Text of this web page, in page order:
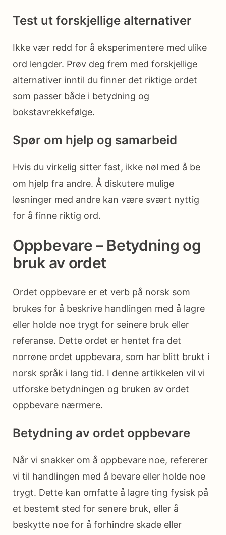
Test ut forskjellige alternativer
Ikke vær redd for å eksperimentere med ulike
ord lengder. Prøv deg frem med forskjellige
alternativer inntil du finner det riktige ordet
som passer både i betydning og
bokstavrekkefølge.
Spør om hjelp og samarbeid
Hvis du virkelig sitter fast, ikke nøl med å be
om hjelp fra andre. Å diskutere mulige
løsninger med andre kan være svært nyttig
for å finne riktig ord.
Oppbevare – Betydning og
bruk av ordet
Ordet oppbevare er et verb på norsk som
brukes for å beskrive handlingen med å lagre
eller holde noe trygt for seinere bruk eller
referanse. Dette ordet er hentet fra det
norrøne ordet uppbevara, som har blitt brukt i
norsk språk i lang tid. I denne artikkelen vil vi
utforske betydningen og bruken av ordet
oppbevare nærmere.
Betydning av ordet oppbevare
Når vi snakker om å oppbevare noe, refererer
vi til handlingen med å bevare eller holde noe
trygt. Dette kan omfatte å lagre ting fysisk på
et bestemt sted for senere bruk, eller å
beskytte noe for å forhindre skade eller